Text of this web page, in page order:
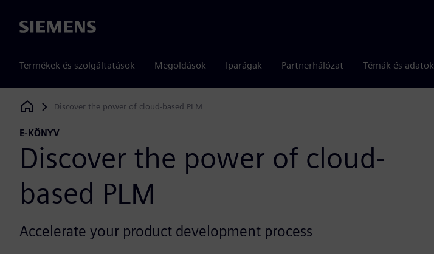
Siemens
Termékek és szolgáltatások Megoldások Iparágak Partnerhálózat Témák és adatok
Siemens Digital Industries Software
Discover the power of cloud-based PLM
E-KÖNYV
Discover the power of cloud-
based PLM
Accelerate your product development process